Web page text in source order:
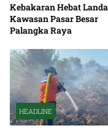
Kebakaran Hebat Landa
Kawasan Pasar Besar
Palangka Raya
HEADLINE